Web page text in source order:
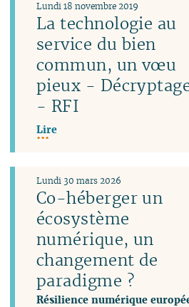
La technologie au
service du bien
commun, un vœu
pieux -
- RFI
Lundi 18 novembre 2019
Lire
Co-héberger un
écosystème
numérique, un
changement de
paradigme ?
Résilience numérique
Lundi 30 mars 2026